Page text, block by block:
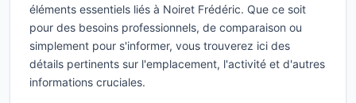
éléments essentiels liés à Noiret Frédéric. Que ce soit
pour des besoins professionnels, de comparaison ou
simplement pour s'informer, vous trouverez ici des
détails pertinents sur l'emplacement, l'activité et d'autres
informations cruciales.